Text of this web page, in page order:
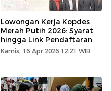
Lowongan Kerja Kopdes
Merah Putih 2026: Syarat
hingga Link Pendaftaran
Kamis, 16 Apr 2026 12:21 WIB